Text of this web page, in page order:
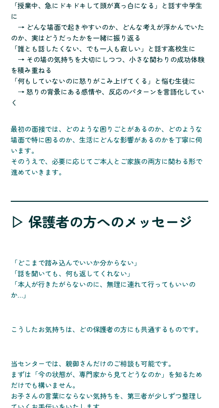
「授業中、急にドキドキして頭が真っ白になる」と話す中学生
に
→ どんな場面で起きやすいのか、どんな考えが浮かんでいた
のか、実はどうだったかを一緒に振り返る
「誰とも話したくない、でも一人も寂しい」と話す高校生に
→ その場の気持ちを大切にしつつ、小さな関わりの成功体験
を積み重ねる
「何もしていないのに怒りがこみ上げてくる」と悩む生徒に
→ 怒りの背景にある感情や、反応のパターンを言語化してい
く
最初の面接では、どのような困りごとがあるのか、どのような
場面で特に困るのか、生活にどんな影響があるのかを丁寧に伺
います。
そのうえで、必要に応じてご本人とご家族の両方に関わる形で
進めていきます。
▷ 保護者の方へのメッセージ
「どこまで踏み込んでいいか分からない」
「話を聞いても、何も返してくれない」
「本人が行きたがらないのに、無理に連れて行ってもいいの
か…」
こうしたお気持ちは、どの保護者の方にも共通するものです。
当センターでは、親御さんだけのご相談も可能です。
まずは「今の状態が、専門家から見てどうなのか」を知るため
だけでも構いません。
お子さんの言葉にならない気持ちを、第三者が少しずつ整理し